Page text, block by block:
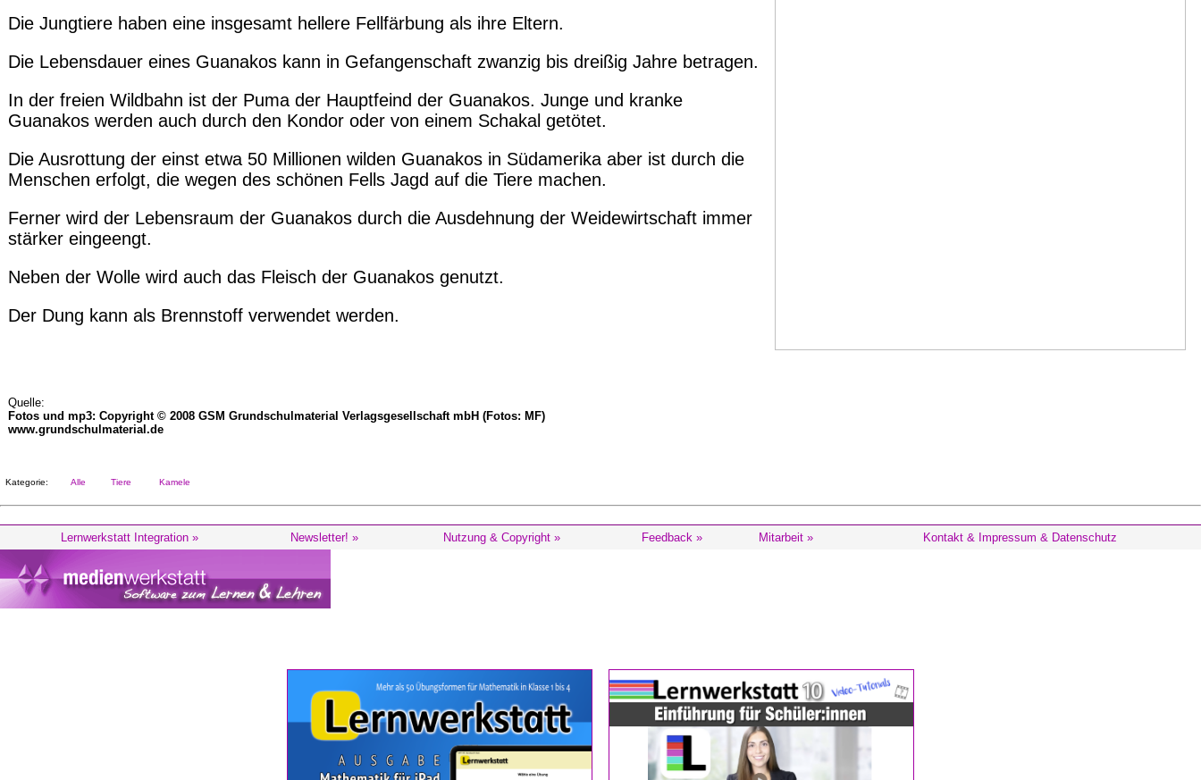
Die Jungtiere haben eine insgesamt hellere Fellfärbung als ihre Eltern.
Die Lebensdauer eines Guanakos kann in Gefangenschaft zwanzig bis dreißig Jahre betragen.
In der freien Wildbahn ist der Puma der Hauptfeind der Guanakos. Junge und kranke
Guanakos werden auch durch den Kondor oder von einem Schakal getötet.
Die Ausrottung der einst etwa 50 Millionen wilden Guanakos in Südamerika aber ist durch die
Menschen erfolgt, die wegen des schönen Fells Jagd auf die Tiere machen.
Ferner wird der Lebensraum der Guanakos durch die Ausdehnung der Weidewirtschaft immer
stärker eingeengt.
Neben der Wolle wird auch das Fleisch der Guanakos genutzt.
Der Dung kann als Brennstoff verwendet werden.
Quelle:
Fotos und mp3: Copyright © 2008 GSM Grundschulmaterial Verlagsgesellschaft mbH (Fotos: MF)
www.grundschulmaterial.de
Kategorie: Alle Tiere Kamele
Lernwerkstatt Integration » Newsletter! » Nutzung & Copyright » Feedback » Mitarbeit » Kontakt & Impressum & Datenschutz